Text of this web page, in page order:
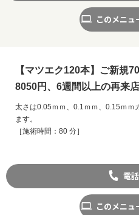
このメニュ
【マツエク120本】ご新規
8050円、6週間以上の再来
太さは0.05ｍｍ、0.1ｍｍ、0.15ｍｍ
ます。
［施術時間：80 分］
電
このメニュ